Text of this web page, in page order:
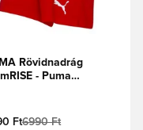
Rövidnadrág
- Puma
Ft6990 Ft